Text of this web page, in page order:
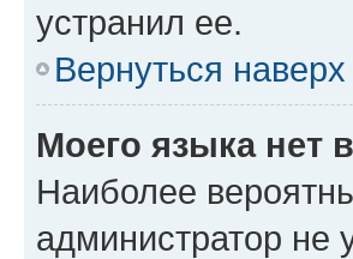
устранил ее.
Вернуться наверх
Моего языка нет
Наиболее
администратор не